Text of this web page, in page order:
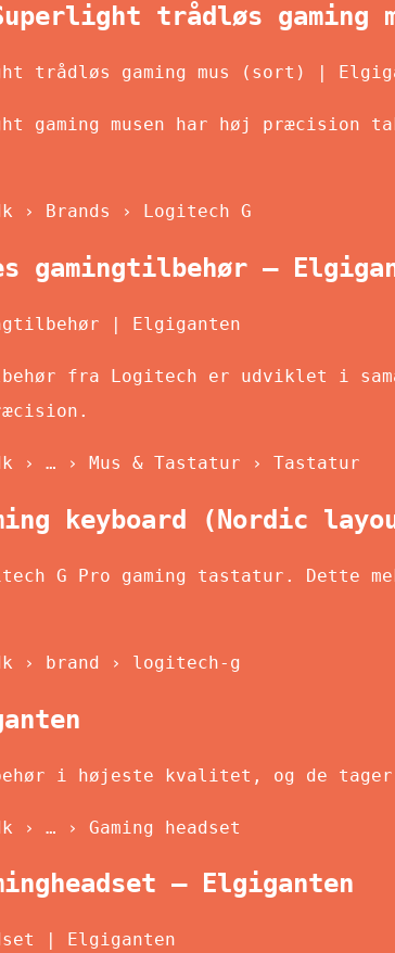
trådløs gaming
trådløs gaming mus (sort) |
gaming musen har høj præcision
› Brands › Logitech G
gamingtilbehør –
| Elgiganten
fra Logitech er udviklet i
› … › Mus & Tastatur › Tastatur
keyboard (Nordic
G Pro gaming tastatur. Dette
› brand › logitech-g
i højeste kvalitet, og de
› … › Gaming headset
– Elgiganten
| Elgiganten